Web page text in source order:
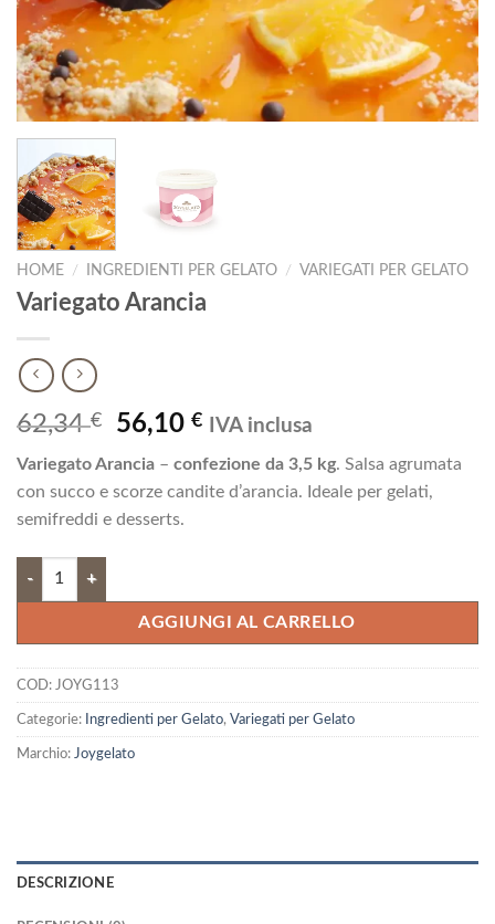
HOME / INGREDIENTI PER GELATO / VARIEGATI PER GELATO
Variegato Arancia
62,34€
Il
originale
era:
62,34 €.
56,10€Il
attuale
è:
IVA inclusa
Variegato Arancia – confezione da 3,5 kg. Salsa agrumata
con succo e scorze candite d’arancia. Ideale per gelati,
semifreddi e desserts.
Variegato Arancia quantità
AGGIUNGI AL CARRELLO
COD: JOYG113
Categorie: Ingredienti per Gelato, Variegati per Gelato
Marchio: Joygelato
DESCRIZIONE